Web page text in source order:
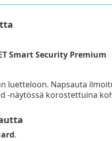
Smart Security Premium
luetteloon. Napsauta
-näytössä korostettuina
.